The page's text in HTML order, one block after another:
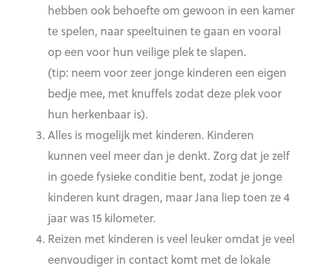
hebben ook behoefte om gewoon in een kamer
te spelen, naar speeltuinen te gaan en vooral
op een voor hun veilige plek te slapen.
(tip: neem voor zeer jonge kinderen een eigen
bedje mee, met knuffels zodat deze plek voor
hun herkenbaar is).
Alles is mogelijk met kinderen. Kinderen
kunnen veel meer dan je denkt. Zorg dat je zelf
in goede fysieke conditie bent, zodat je jonge
kinderen kunt dragen, maar Jana liep toen ze 4
jaar was 15 kilometer.
Reizen met kinderen is veel leuker omdat je veel
eenvoudiger in contact komt met de lokale